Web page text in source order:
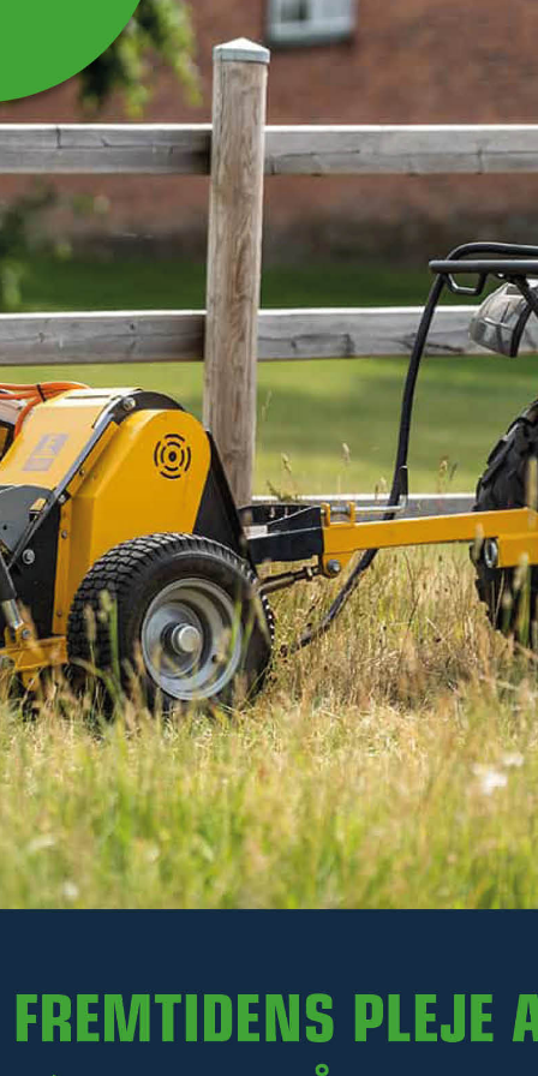
KNIV HUGGESKIVE TIL
FLISHUGGER WC05
Kniv huggeskive til flishugger 13-WC05
Læs mere
1 377 kr
Ekskl. moms
På lager
- +
LÆG I KURV
Varenr. R13-WC05.001